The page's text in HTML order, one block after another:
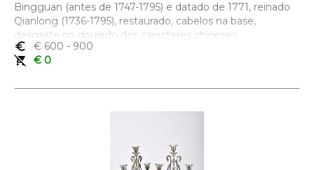
Bingguan (antes de 1747-1795) e datado de 1771, reinado
Qianlong (1736-1795), restaurado, cabelos na base,
desgaste no dourado dos caracteres chineses
Dimensões (altura x comprimento x largura) - 20,3 cm
euro_symbol € 600 - 900
remove_shopping_cart
€ 0